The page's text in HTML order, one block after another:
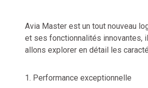
Avia Master est un tout nouveau
et ses fonctionnalités innovantes,
allons explorer en détail les
1. Performance exceptionnelle